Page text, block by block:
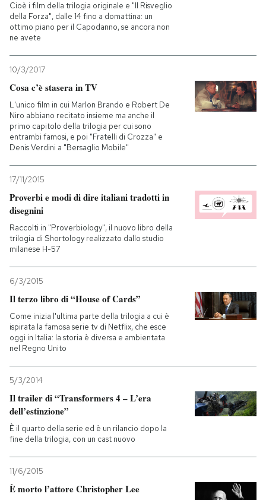
Cioè i film della trilogia originale e "Il Risveglio
della Forza", dalle 14 fino a domattina: un
ottimo piano per il Capodanno, se ancora non
ne avete
10/3/2017
Cosa c’è stasera in TV
L'unico film in cui Marlon Brando e Robert De
Niro abbiano recitato insieme ma anche il
primo capitolo della trilogia per cui sono
entrambi famosi, e poi "Fratelli di Crozza" e
Denis Verdini a "Bersaglio Mobile"
17/11/2015
Proverbi e modi di dire italiani tradotti in
disegnini
Raccolti in "Proverbiology", il nuovo libro della
trilogia di Shortology realizzato dallo studio
milanese H-57
6/3/2015
Il terzo libro di “House of Cards”
Come inizia l'ultima parte della trilogia a cui è
ispirata la famosa serie tv di Netflix, che esce
oggi in Italia: la storia è diversa e ambientata
nel Regno Unito
5/3/2014
Il trailer di “Transformers 4 – L’era
dell’estinzione”
È il quarto della serie ed è un rilancio dopo la
fine della trilogia, con un cast nuovo
11/6/2015
È morto l’attore Christopher Lee